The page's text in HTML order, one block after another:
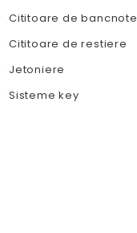
Cititoare de bancnote
Cititoare de restiere
Jetoniere
Sisteme key